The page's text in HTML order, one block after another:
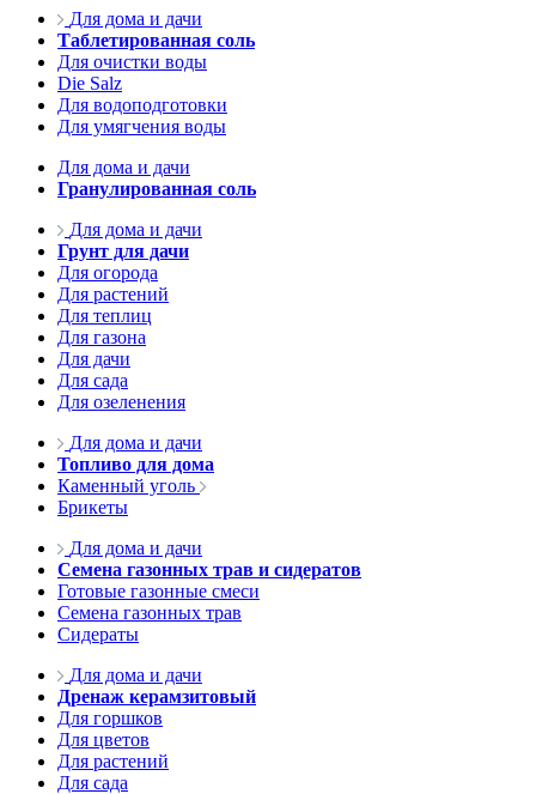
Для дома и дачи
Таблетированная соль
Для очистки воды
Die Salz
Для водоподготовки
Для умягчения воды
Для дома и дачи
Гранулированная соль
Для дома и дачи
Грунт для дачи
Для огорода
Для растений
Для теплиц
Для газона
Для дачи
Для сада
Для озеленения
Для дома и дачи
Топливо для дома
Каменный уголь
Брикеты
Для дома и дачи
Семена газонных трав и сидератов
Готовые газонные смеси
Семена газонных трав
Сидераты
Для дома и дачи
Дренаж керамзитовый
Для горшков
Для цветов
Для растений
Для сада